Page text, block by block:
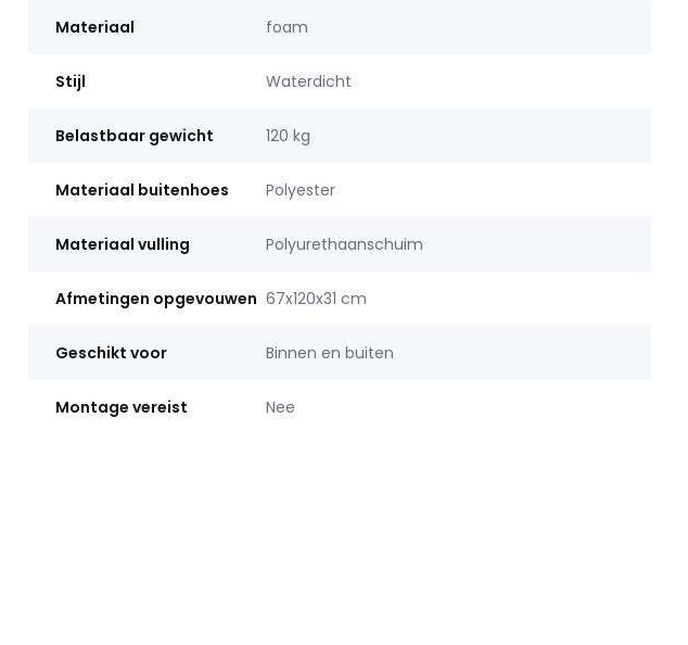
Materiaal foam
Stijl Waterdicht
Belastbaar gewicht 120 kg
Materiaal buitenhoes Polyester
Materiaal vulling Polyurethaanschuim
Afmetingen opgevouwen 67x120x31 cm
Geschikt voor Binnen en buiten
Montage vereist Nee